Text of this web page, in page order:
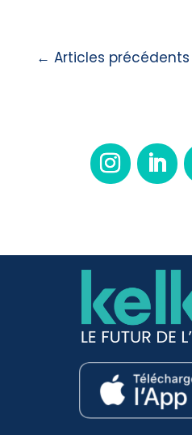
← Articles précédents